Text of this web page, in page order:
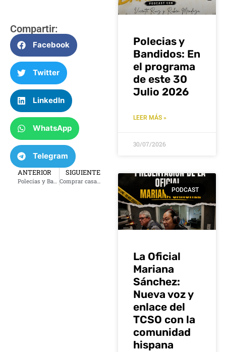
Compartir:
Facebook
Twitter
LinkedIn
WhatsApp
Telegram
ANTERIOR SIGUIENTE
Comprar casa sin seguro social… ¡Sí se puede! First Pryority Bank
Polecias y
Bandidos: En
el programa
de este 30
Julio 2026
LEER MÁS »
30/07/2026
PODCAST
La Oficial
Mariana
Sánchez:
Nueva voz y
enlace del
TCSO con la
comunidad
hispana